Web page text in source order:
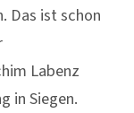
Das ist schon
Labenz
in Siegen.